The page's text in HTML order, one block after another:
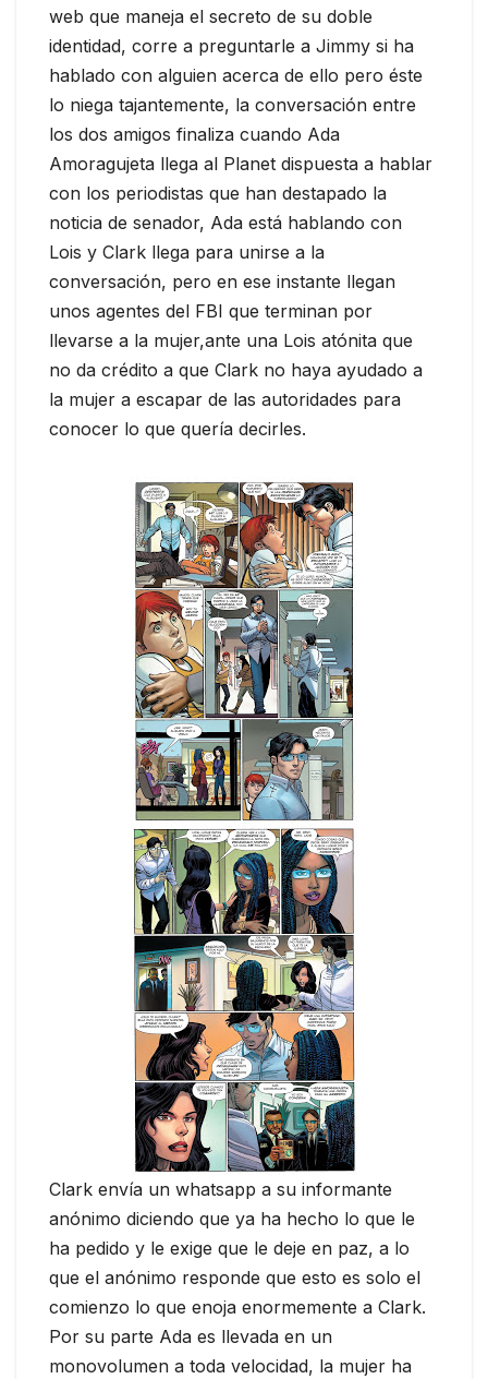
web que maneja el secreto de su doble
identidad, corre a preguntarle a Jimmy si ha
hablado con alguien acerca de ello pero éste
lo niega tajantemente, la conversación entre
los dos amigos finaliza cuando Ada
Amoragujeta llega al Planet dispuesta a hablar
con los periodistas que han destapado la
noticia de senador, Ada está hablando con
Lois y Clark llega para unirse a la
conversación, pero en ese instante llegan
unos agentes del FBI que terminan por
llevarse a la mujer,ante una Lois atónita que
no da crédito a que Clark no haya ayudado a
la mujer a escapar de las autoridades para
conocer lo que quería decirles.
Clark envía un whatsapp a su informante
anónimo diciendo que ya ha hecho lo que le
ha pedido y le exige que le deje en paz, a lo
que el anónimo responde que esto es solo el
comienzo lo que enoja enormemente a Clark.
Por su parte Ada es llevada en un
monovolumen a toda velocidad, la mujer ha